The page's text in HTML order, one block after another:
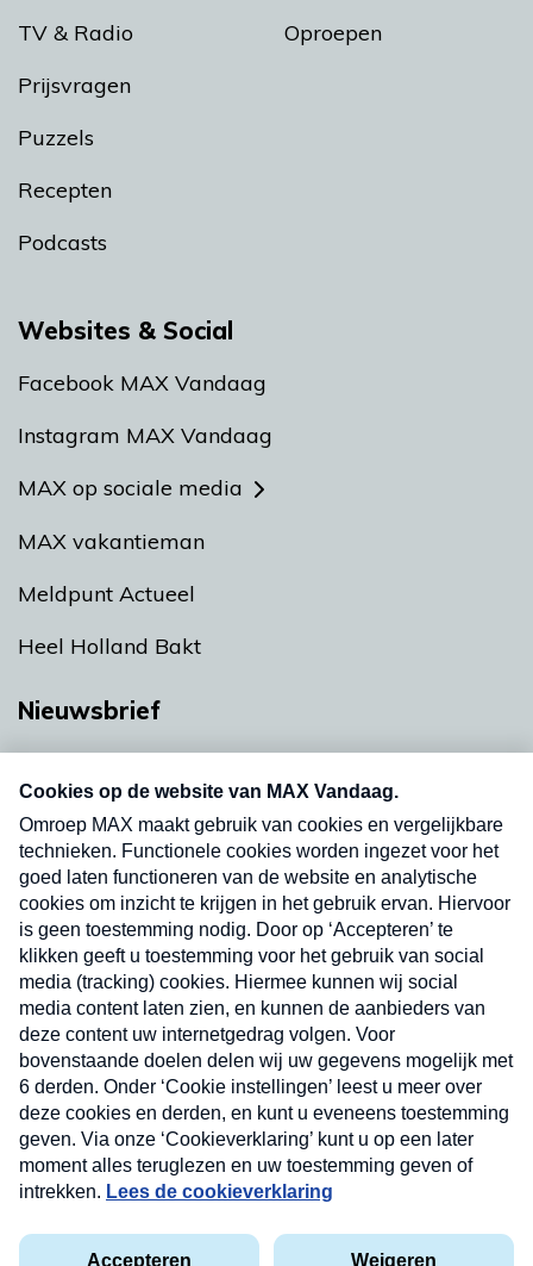
TV & Radio
Prijsvragen
Puzzels
Recepten
Podcasts
Oproepen
Websites & Social
Facebook MAX Vandaag
Instagram MAX Vandaag
MAX op sociale media
MAX vakantieman
Meldpunt Actueel
Heel Holland Bakt
Nieuwsbrief
nieuwsbrief. Elke vrijdag- en dinsdagochtend in
uw mailbox.
Verzend
Privacyverklaring
Cookieverklaring
Nieuwsbrief
Neem hier een gratis abonnement op onze
nieuwsbrief. Elke vrijdag- en dinsdagochtend in uw